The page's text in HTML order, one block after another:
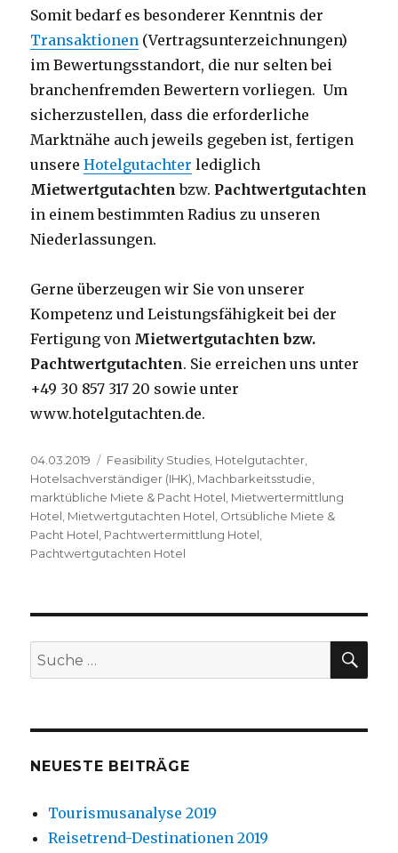
Somit bedarf es besonderer Kenntnis der
Transaktionen (Vertragsunterzeichnungen)
im Bewertungsstandort, die nur selten bei
branchenfremden Bewertern vorliegen. Um
sicherzustellen, dass die erforderliche
Marktnähe auch jeweils gegeben ist, fertigen
unsereHotelgutachter lediglich
Mietwertgutachten bzw. Pachtwertgutachten
in einem bestimmten Radius zu unseren
Niederlassungen.
Gerne überzeugen wir Sie von unserer
Kompetenz und Leistungsfähigkeit bei der
Fertigung von Mietwertgutachten bzw.
Pachtwertgutachten. Sie erreichen uns unter
+49 30 857 317 20 sowie unter
www.hotelgutachten.de.
Veröffentlicht
am
04.03.2019 Kategorien
Feasibility Studies Hotelgutachter
Hotelsachverständiger (IHK) Machbarkeitsstudie
marktübliche Miete & Pacht Hotel Mietwertermittlung
Hotel Mietwertgutachten Hotel Ortsübliche Miete &
Pacht Hotel Pachtwertermittlung Hotel
Pachtwertgutachten Hotel
Suche
nach:
NEUESTE BEITRÄGE
Tourismusanalyse 2019
Reisetrend-Destinationen 2019